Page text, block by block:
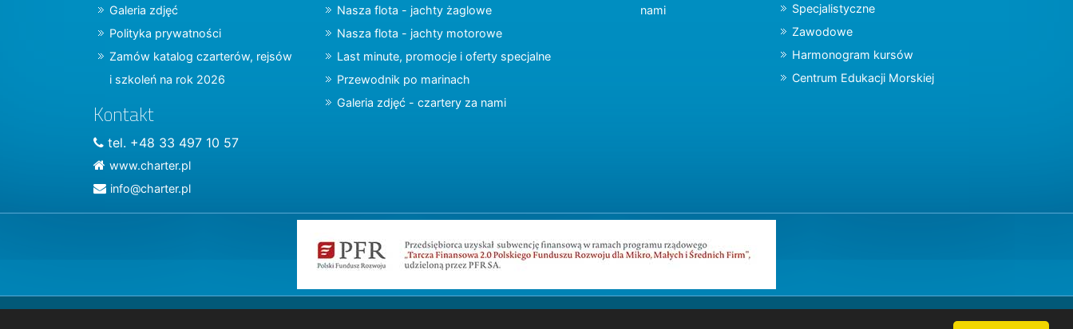
Galeria zdjęć
Polityka prywatności
Zamów katalog czarterów, rejsów
i szkoleń na rok 2026
Kontakt
tel. +48 33 497 10 57
www.charter.pl
info@charter.pl
Nasza flota - jachty żaglowe
Nasza flota - jachty motorowe
Last minute, promocje i oferty specjalne
Przewodnik po marinach
Galeria zdjęć - czartery za nami
nami
Specjalistyczne
Zawodowe
Harmonogram kursów
Centrum Edukacji Morskiej